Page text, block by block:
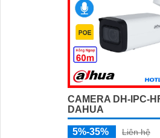
CAMERA DH-IPC-
DAHUA
5%-35%
Liên hệ